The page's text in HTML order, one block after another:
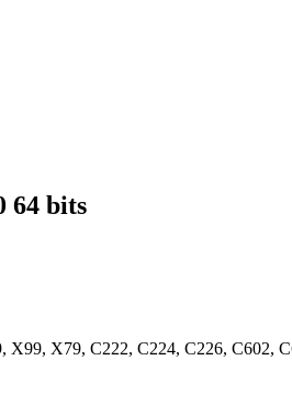
64 bits
X79, C222, C224, C226, C602,